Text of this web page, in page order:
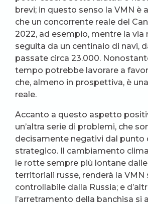
brevi; in questo senso la VMN è
che un concorrente reale del
2022, ad esempio, mentre la via
seguita da un centinaio di navi,
passate circa 23.000.
tempo potrebbe lavorare a
che, almeno in prospettiva, è
reale.
Accanto a questo aspetto
un’altra serie di problemi, che
decisamente negativi dal punto
strategico. Il cambiamento
le rotte sempre più lontane
territoriali russe, renderà la
controllabile dalla Russia; e
l’arretramento della banchisa si